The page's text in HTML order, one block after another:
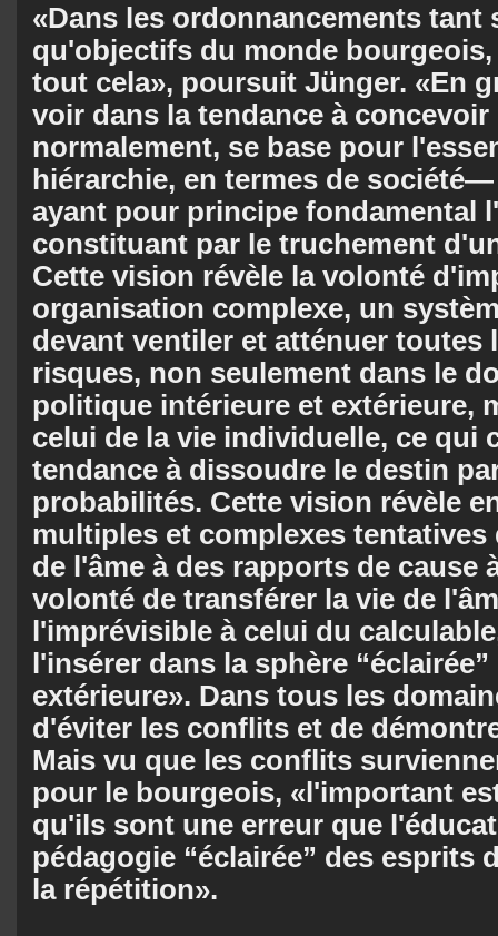
«Dans les ordonnancements tant
qu'objectifs du monde
tout cela», poursuit Jünger. «En
voir dans la tendance à
normalement, se base pour
hiérarchie, en termes de
ayant pour principe fondamental
constituant par le truchement
Cette vision révèle la volonté
organisation complexe, un
devant ventiler et atténuer toutes
risques, non seulement dans le
politique intérieure et extérieure,
celui de la vie individuelle, ce qui
tendance à dissoudre le destin
probabilités. Cette vision révèle
multiples et complexes tentatives
de l'âme à des rapports de cause
volonté de transférer la vie de
l'imprévisible à celui du
l'insérer dans la sphère
extérieure». Dans tous les
d'éviter les conflits et de
Mais vu que les conflits
pour le bourgeois, «l'important
qu'ils sont une erreur que
pédagogie “éclairée” des esprits
la répétition».